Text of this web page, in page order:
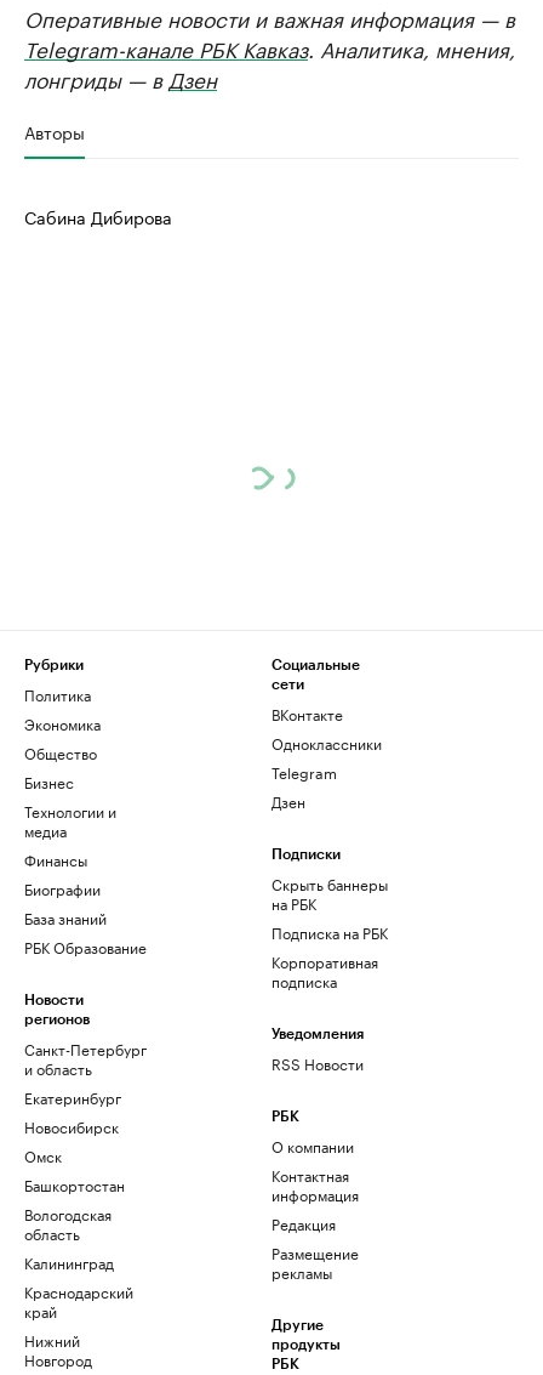
Оперативные новости и важная информация — в
Telegram-канале РБК Кавказ. Аналитика, мнения,
лонгриды — в Дзен
Авторы
Сабина Дибирова
Рубрики
Политика
Экономика
Общество
Бизнес
Технологии и
медиа
Финансы
Биографии
База знаний
РБК Образование
Новости
регионов
Санкт-Петербург
и область
Екатеринбург
Новосибирск
Омск
Башкортостан
Вологодская
область
Калининград
Краснодарский
край
Нижний
Новгород
Социальные
сети
ВКонтакте
Одноклассники
Telegram
Дзен
Подписки
Скрыть баннеры
на РБК
Подписка на РБК
Корпоративная
подписка
Уведомления
RSS Новости
РБК
О компании
Контактная
информация
Редакция
Размещение
рекламы
Другие
продукты
РБК